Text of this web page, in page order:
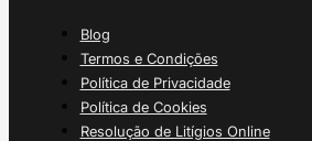
Blog
Termos e Condições
Política de Privacidade
Política de Cookies
Resolução de Litígios Online